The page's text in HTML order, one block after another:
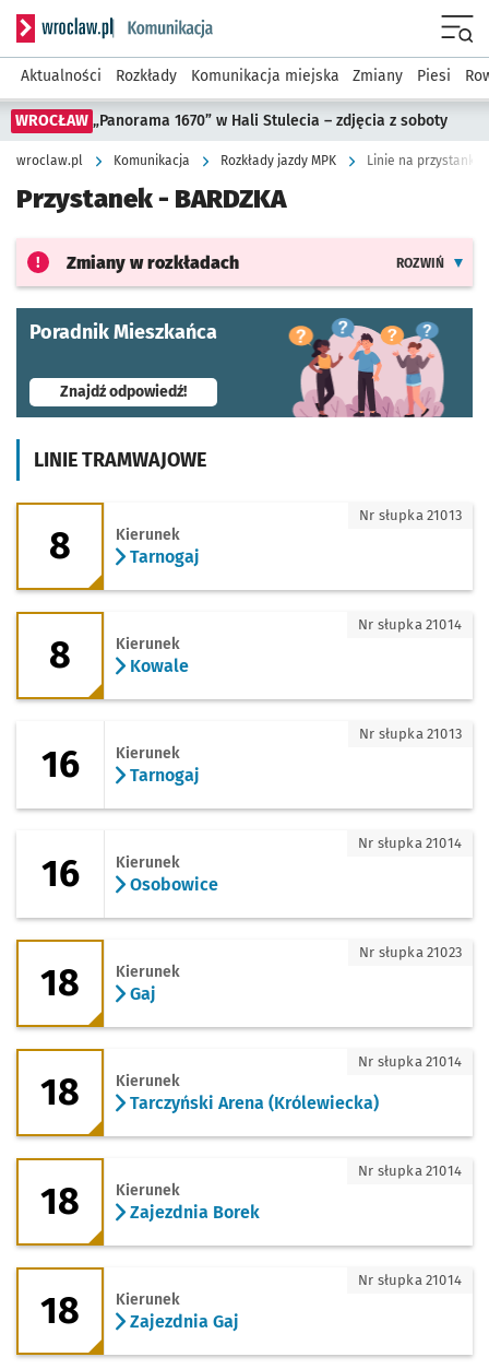
Serwis informacyjny wroclaw.pl podserwis: Komunikacja
Aktualności Rozkłady Komunikacja miejska Zmiany Piesi
WROCŁAW „Panorama 1670” w Hali Stulecia – zdjęcia z soboty
wroclaw.pl Komunikacja Rozkłady jazdy MPK Linie na przystanku
Przystanek - BARDZKA
Zmiany w rozkładach ROZWIŃ
Poradnik Mieszkańca
Znajdź odpowiedź!- otworzy się w nowej karcie
LINIE TRAMWAJOWE
8 - kierunek Tarnogaj
8 Kierunek
Tarnogaj
Nr słupka 21013
8 - kierunek Kowale
8 Kierunek
Kowale
Nr słupka 21014
16 Kierunek
Tarnogaj
Nr słupka 21013
16 Kierunek
Osobowice
Nr słupka 21014
18 - kierunek Gaj
18 Kierunek
Gaj
Nr słupka 21023
18 - kierunek Tarczyński Arena
18 Kierunek
Tarczyński Arena (Królewiecka)
Nr słupka 21014
18 - kierunek Zajezdnia Borek
18 Kierunek
Zajezdnia Borek
Nr słupka 21014
18 - kierunek Zajezdnia Gaj
18 Kierunek
Zajezdnia Gaj
Nr słupka 21014